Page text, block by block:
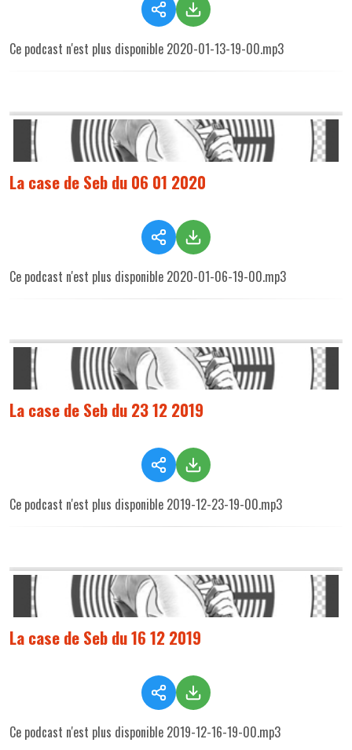
Ce podcast n'est plus disponible 2020-01-13-19-00.mp3
La case de Seb du 06 01 2020
Ce podcast n'est plus disponible 2020-01-06-19-00.mp3
La case de Seb du 23 12 2019
Ce podcast n'est plus disponible 2019-12-23-19-00.mp3
La case de Seb du 16 12 2019
Ce podcast n'est plus disponible 2019-12-16-19-00.mp3